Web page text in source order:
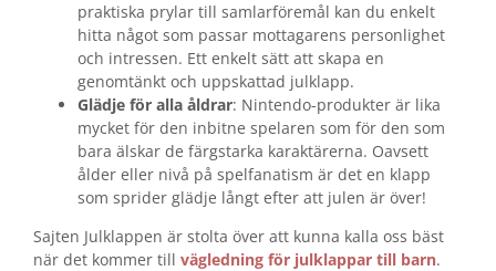
praktiska prylar till samlarföremål kan du enkelt
hitta något som passar mottagarens personlighet
och intressen. Ett enkelt sätt att skapa en
genomtänkt och uppskattad julklapp.
Glädje för alla åldrar: Nintendo-produkter är lika
mycket för den inbitne spelaren som för den som
bara älskar de färgstarka karaktärerna. Oavsett
ålder eller nivå på spelfanatism är det en klapp
som sprider glädje långt efter att julen är över!
Sajten Julklappen är stolta över att kunna kalla oss bäst
när det kommer till vägledning för julklappar till barn.